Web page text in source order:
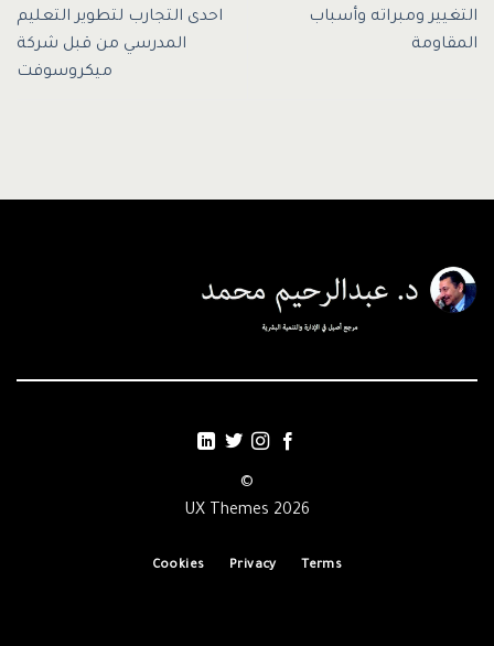
التغيير ومبراته وأسباب
المقاومة
احدى التجارب لتطوير التعليم
المدرسي من قبل شركة
ميكروسوفت
©
2026 UX Themes
Terms
Privacy
Cookies